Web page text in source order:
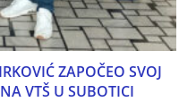
ZAPOČEO SVOJ
VTŠ U SUBOTICI